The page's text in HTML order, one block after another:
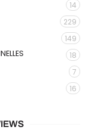
14
229
149
18
7
16